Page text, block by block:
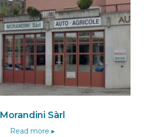
Morandini Sàrl
Read more ▸